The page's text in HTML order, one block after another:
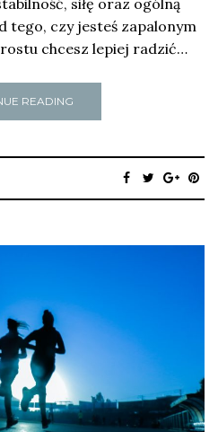
siłę oraz ogólną
tego, czy jesteś zapalonym
chcesz lepiej radzić…
READING